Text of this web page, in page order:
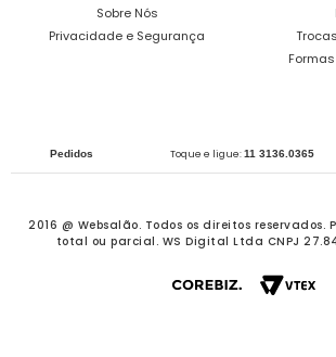
Sobre Nós
Privacidade e Segurança
Pedidos Toque e ligue:11 3136.0365
2016 @ Websalão. Todos os direitos reservados.
total ou parcial. WS Digital Ltda CNPJ